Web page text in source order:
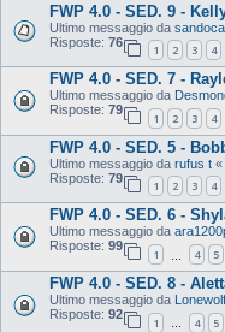
FWP 4.0 - SED. 9 -
Ultimo messaggio da
Risposte: 76
1 2 3 4
FWP 4.0 - SED. 7 -
Ultimo messaggio da
Risposte: 79
1 2 3 4
FWP 4.0 - SED. 5 -
Ultimo messaggio da rufus t «
Risposte: 79
1 2 3 4
FWP 4.0 - SED. 6 -
Ultimo messaggio da
Risposte: 99
1 4 5
FWP 4.0 - SED. 8 -
Ultimo messaggio da Lonewolf
Risposte: 92
1 … 4 5